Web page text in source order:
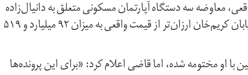
ارزان‌تر از قیمت واقعی، معاوضه سه دستگاه آپارتمان مسکونی متعلق به دانیال‌زاده
در برج روما واقع در کامرانیه شمالی با ساختمان خودتان در خیابان کریم‌خان ارزان‌تر از قیمت واقعی به میزان ۹۲ میلیارد و ۵۱۹
او مختومه شده، اما قاضی اعلام کرد: «برای این پرونده‌ها